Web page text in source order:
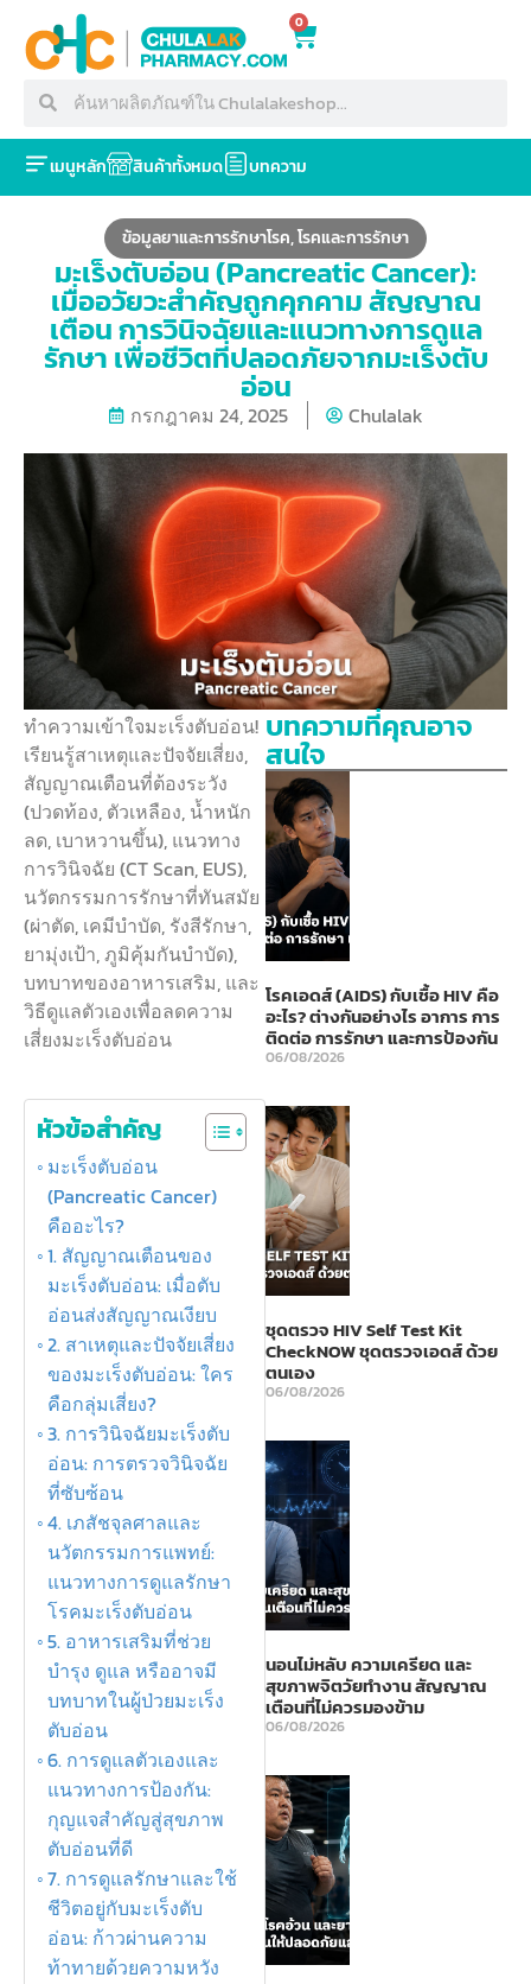
0
เมนูหลัก สินค้าทั้งหมด บทความ
ข้อมูลยาและการรักษาโรค,โรคและการรักษา
มะเร็งตับอ่อน (Pancreatic Cancer):
เมื่ออวัยวะสำคัญถูกคุกคาม สัญญาณ
เตือน การวินิจฉัยและแนวทางการดูแล
รักษา เพื่อชีวิตที่ปลอดภัยจากมะเร็งตับ
อ่อน
กรกฎาคม 24, 2025 Chulalak
ทำความเข้าใจมะเร็งตับอ่อน!
เรียนรู้สาเหตุและปัจจัยเสี่ยง,
สัญญาณเตือนที่ต้องระวัง
(ปวดท้อง, ตัวเหลือง, น้ำหนัก
ลด, เบาหวานขึ้น), แนวทาง
การวินิจฉัย (CT Scan, EUS),
นวัตกรรมการรักษาที่ทันสมัย
(ผ่าตัด, เคมีบำบัด, รังสีรักษา,
ยามุ่งเป้า, ภูมิคุ้มกันบำบัด),
บทบาทของอาหารเสริม, และ
วิธีดูแลตัวเองเพื่อลดความ
เสี่ยงมะเร็งตับอ่อน
หัวข้อสำคัญ
มะเร็งตับอ่อน
(Pancreatic Cancer)
คืออะไร?
1. สัญญาณเตือนของ
มะเร็งตับอ่อน: เมื่อตับ
อ่อนส่งสัญญาณเงียบ
2. สาเหตุและปัจจัยเสี่ยง
ของมะเร็งตับอ่อน: ใคร
คือกลุ่มเสี่ยง?
3. การวินิจฉัยมะเร็งตับ
อ่อน: การตรวจวินิจฉัย
ที่ซับซ้อน
4. เภสัชจุลศาลและ
นวัตกรรมการแพทย์:
แนวทางการดูแลรักษา
โรคมะเร็งตับอ่อน
5. อาหารเสริมที่ช่วย
บำรุง ดูแล หรืออาจมี
บทบาทในผู้ป่วยมะเร็ง
ตับอ่อน
6. การดูแลตัวเองและ
แนวทางการป้องกัน:
กุญแจสำคัญสู่สุขภาพ
ตับอ่อนที่ดี
7. การดูแลรักษาและใช้
ชีวิตอยู่กับมะเร็งตับ
อ่อน: ก้าวผ่านความ
ท้าทายด้วยความหวัง
บทความที่คุณอาจ
สนใจ
โรคเอดส์ (AIDS) กับเชื้อ HIV คือ
อะไร? ต่างกันอย่างไร อาการ การ
ติดต่อ การรักษา และการป้องกัน
06/08/2026
ชุดตรวจ HIV Self Test Kit
CheckNOW ชุดตรวจเอดส์ ด้วย
ตนเอง
06/08/2026
นอนไม่หลับ ความเครียด และ
สุขภาพจิตวัยทำงาน สัญญาณ
เตือนที่ไม่ควรมองข้าม
06/08/2026